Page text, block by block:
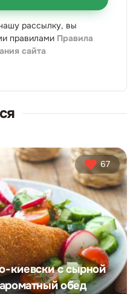
рассылку, вы
правилами Правила
сайта
67
киевски с сырной
обед